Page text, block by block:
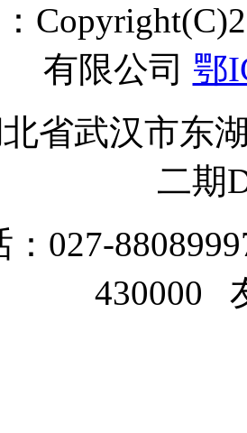
有限公司 鄂
省武汉市东
二期
027-
430000